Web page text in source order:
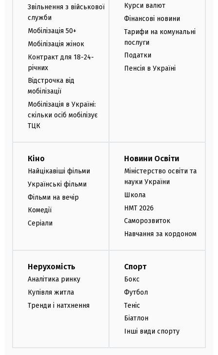
Звільнення з військової
служби
Мобілізація 50+
Мобілізація жінок
Контракт для 18-24-
річних
Відстрочка від
мобілізації
Мобілізація в Україні:
скільки осіб мобілізує
ТЦК
Курси валют
Фінансові новини
Тарифи на комунальні
послуги
Податки
Пенсія в Україні
Кіно
Найцікавіші фільми
Українські фільми
Фільми на вечір
Комедії
Серіали
Новини Освіти
Міністерство освіти та
науки України
Школа
НМТ 2026
Саморозвиток
Навчання за кордоном
Нерухомість
Аналітика ринку
Купівля житла
Тренди і натхнення
Спорт
Бокс
Футбол
Теніс
Біатлон
Інші види спорту